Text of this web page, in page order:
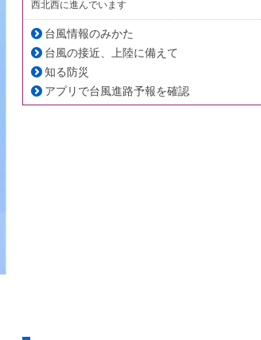
西北西に進んでいます
台風情報のみかた
台風の接近、上陸に備えて
知る防災
アプリで台風進路予報を確認